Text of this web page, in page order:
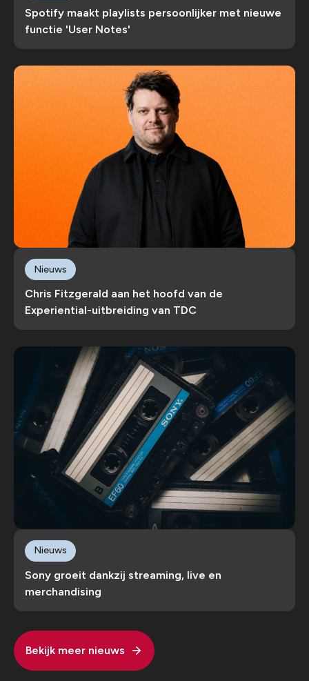
Spotify maakt playlists persoonlijker met nieuwe
functie 'User Notes'
Chris Fitzgerald aan het hoofd van de
Experiential-uitbreiding van TDC
Nieuws
Sony groeit dankzij streaming, live en
merchandising
Nieuws
Bekijk meer nieuws